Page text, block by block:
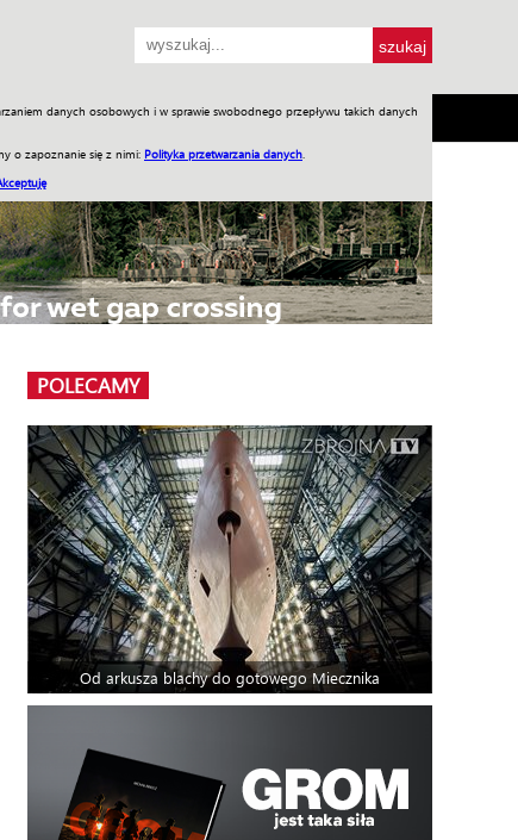
danych osobowych i w sprawie swobodnego przepływu takich danych
o zapoznanie się z nimi: Polityka przetwarzania danych
SKLEP Jednodniówki Praca w WIW
POLECAMY
Od arkusza blachy do gotowego Miecznika